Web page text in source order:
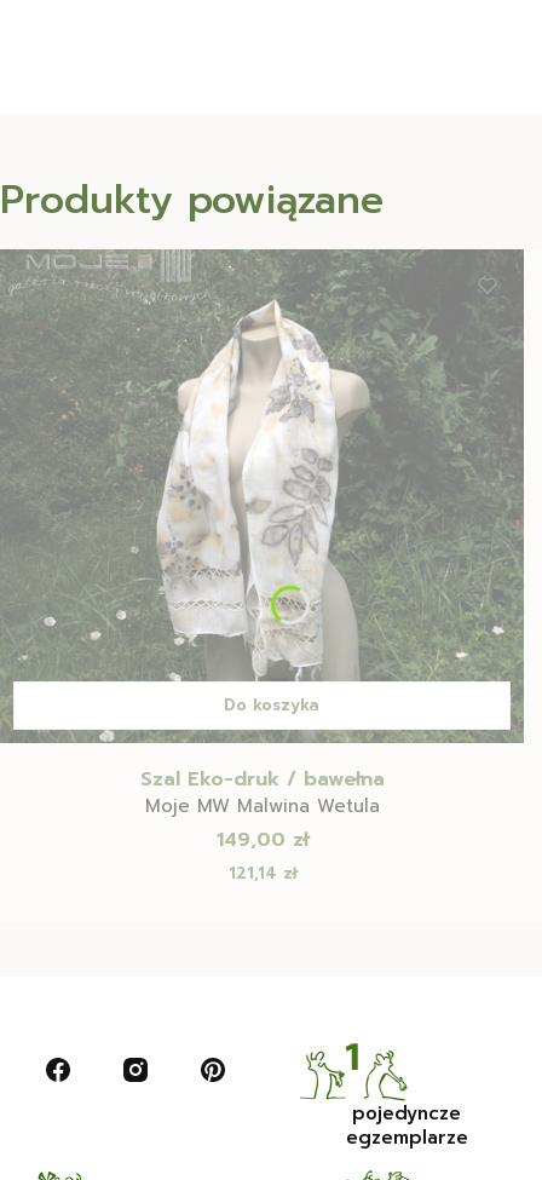
Produkty powiązane
Do koszyka
Szal Eko-druk / bawełna
Moje MW Malwina Wetula
Cena
149,00 zł
Cena
121,14 zł
pojedyncze
egzemplarze